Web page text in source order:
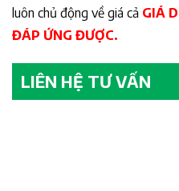
luôn chủ động về giá cả GIÁ
ĐÁP ỨNG ĐƯỢC.
LIÊN HỆ TƯ VẤN